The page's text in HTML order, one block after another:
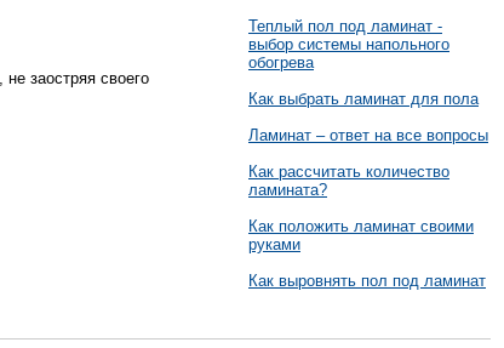
заостряя своего
Теплый пол под ламинат -
выбор системы напольного
обогрева
Как выбрать ламинат для пола
Ламинат – ответ на все вопросы
Как рассчитать количество
ламината?
Как положить ламинат своими
руками
Как выровнять пол под ламинат